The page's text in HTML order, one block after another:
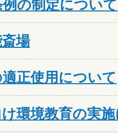
の制定について
場
正使用について
環境教育の実